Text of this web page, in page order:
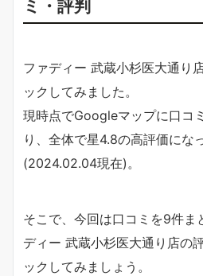
ミ・評判
ファディー 武蔵小杉医大通り
ックしてみました。
現時点でGoogleマップに口コ
り、全体で星4.8の高評価にな
(2024.02.04現在)。
そこで、今回は口コミを9件ま
ディー 武蔵小杉医大通り店の
ックしてみましょう。